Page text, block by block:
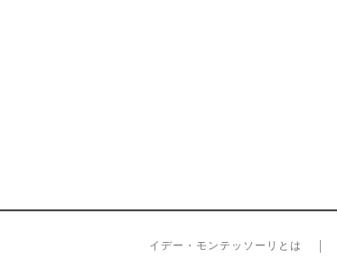
イデー・モンテッソーリとは